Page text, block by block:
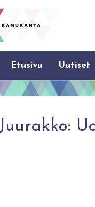
Etusivu Uutiset
Juurakko: